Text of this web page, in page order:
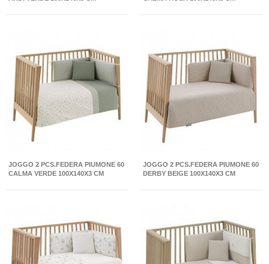
JOGGO 2 PCS.FEDERA PIUMONE 60
CALMA VERDE 100X140X3 CM
JOGGO 2 PCS.FEDERA PIUMONE 60
DERBY BEIGE 100X140X3 CM